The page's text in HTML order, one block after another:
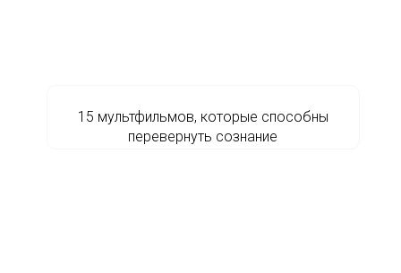
15 мультфильмов, которые способны
перевернуть сознание